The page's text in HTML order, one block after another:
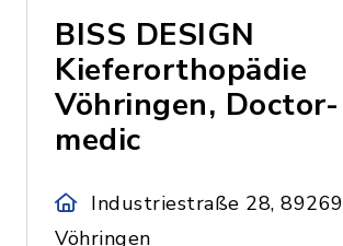
BISS DESIGN
Kieferorthopädie
Vöhringen, Doctor-
medic
Industriestraße 28, 89269
Vöhringen